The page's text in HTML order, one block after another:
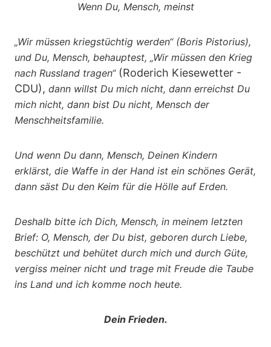
Wenn Du, Mensch, meinst
„Wir müssen kriegstüchtig werden“ (Boris Pistorius),
und Du, Mensch, behauptest, „Wir müssen den Krieg
nach Russland tragen“(Roderich Kiesewetter -
CDU), dann willst Du mich nicht, dann erreichst Du
mich nicht, dann bist Du nicht, Mensch der
Menschheitsfamilie.
Und wenn Du dann, Mensch, Deinen Kindern
erklärst, die Waffe in der Hand ist ein schönes Gerät,
dann säst Du den Keim für die Hölle auf Erden.
Deshalb bitte ich Dich, Mensch, in meinem letzten
Brief: O, Mensch, der Du bist, geboren durch Liebe,
beschützt und behütet durch mich und durch Güte,
vergiss meiner nicht und trage mit Freude die Taube
ins Land und ich komme noch heute.
Dein Frieden.